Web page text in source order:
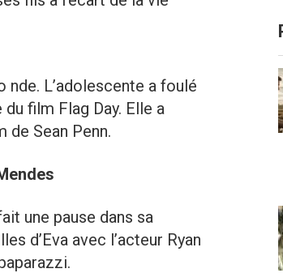
L’adolescente a foulé
film Flag Day. Elle a
de Sean Penn.
une pause dans sa
d’Eva avec l’acteur Ryan